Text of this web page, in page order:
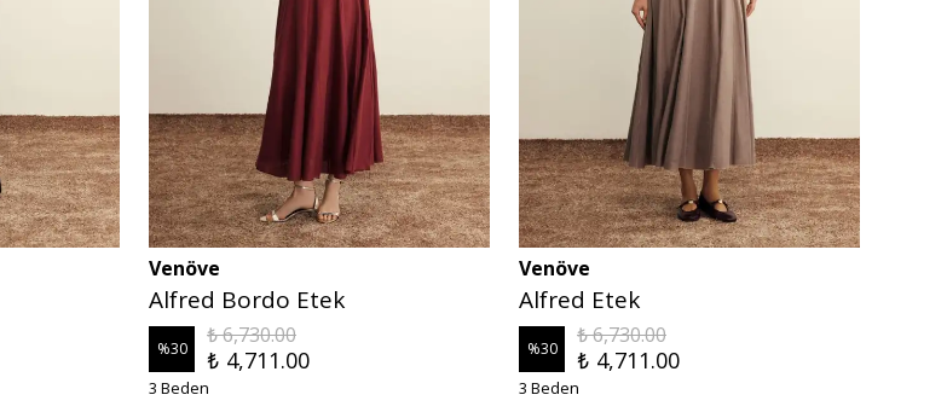
Venöve
Alfred Bordo Etek
%30
₺ 6,730.00
₺ 4,711.00
3 Beden
Venöve
Alfred Etek
%30
₺ 6,730.00
₺ 4,711.00
3 Beden